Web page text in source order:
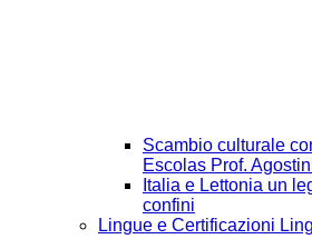
Scambio culturale
Escolas Prof.
Italia e Lettonia un
confini
Lingue e Certificazioni